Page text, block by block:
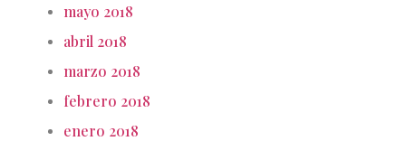
mayo 2018
abril 2018
marzo 2018
febrero 2018
enero 2018